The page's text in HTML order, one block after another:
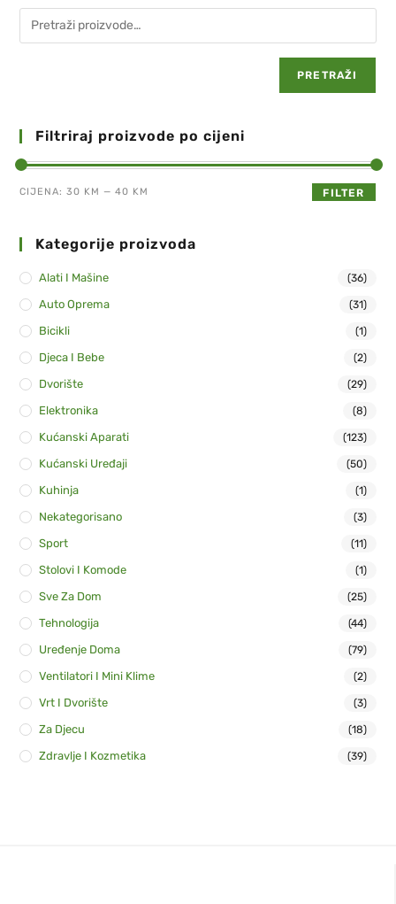
PRETRAŽI
Filtriraj proizvode po cijeni
FILTER
CIJENA:30 KM —40 KM
Kategorije proizvoda
Alati I Mašine (36)
Auto Oprema (31)
Bicikli (1)
Djeca I Bebe (2)
Dvorište (29)
Elektronika (8)
Kućanski Aparati (123)
Kućanski Uređaji (50)
Kuhinja (1)
Nekategorisano (3)
Sport (11)
Stolovi I Komode (1)
Sve Za Dom (25)
Tehnologija (44)
Uređenje Doma (79)
Ventilatori I Mini Klime (2)
Vrt I Dvorište (3)
Za Djecu (18)
Zdravlje I Kozmetika (39)